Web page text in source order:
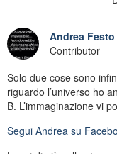
Andrea Festo
Contributor
Solo due cose sono
riguardo l’universo ho
B. L’immaginazione vi
Segui Andrea su